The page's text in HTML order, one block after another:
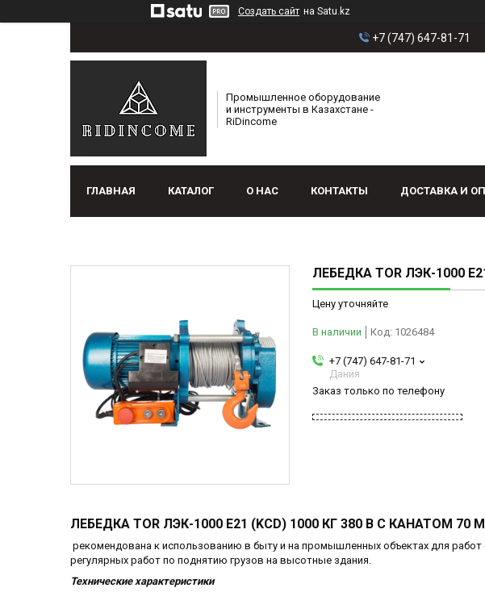
Создать сайт на Satu.kz
+7 (747) 647-81-71
Промышленное оборудование
и инструменты в Казахстане -
RiDincome
ГЛАВНАЯ КАТАЛОГ О НАС КОНТАКТЫ ДОСТАВКА И
ЛЕБЕДКА TOR ЛЭК-1000
Цену уточняйте
В наличии Код: 1026484
+7 (747) 647-81-71
Дания
Заказ только по телефону
ЛЕБЕДКА TOR ЛЭК-1000 E21 (KCD) 1000 КГ 380 В С КАНАТОМ 70 М
рекомендована к использованию в быту и на промышленных объектах для
регулярных работ по поднятию грузов на высотные здания.
Технические характеристики